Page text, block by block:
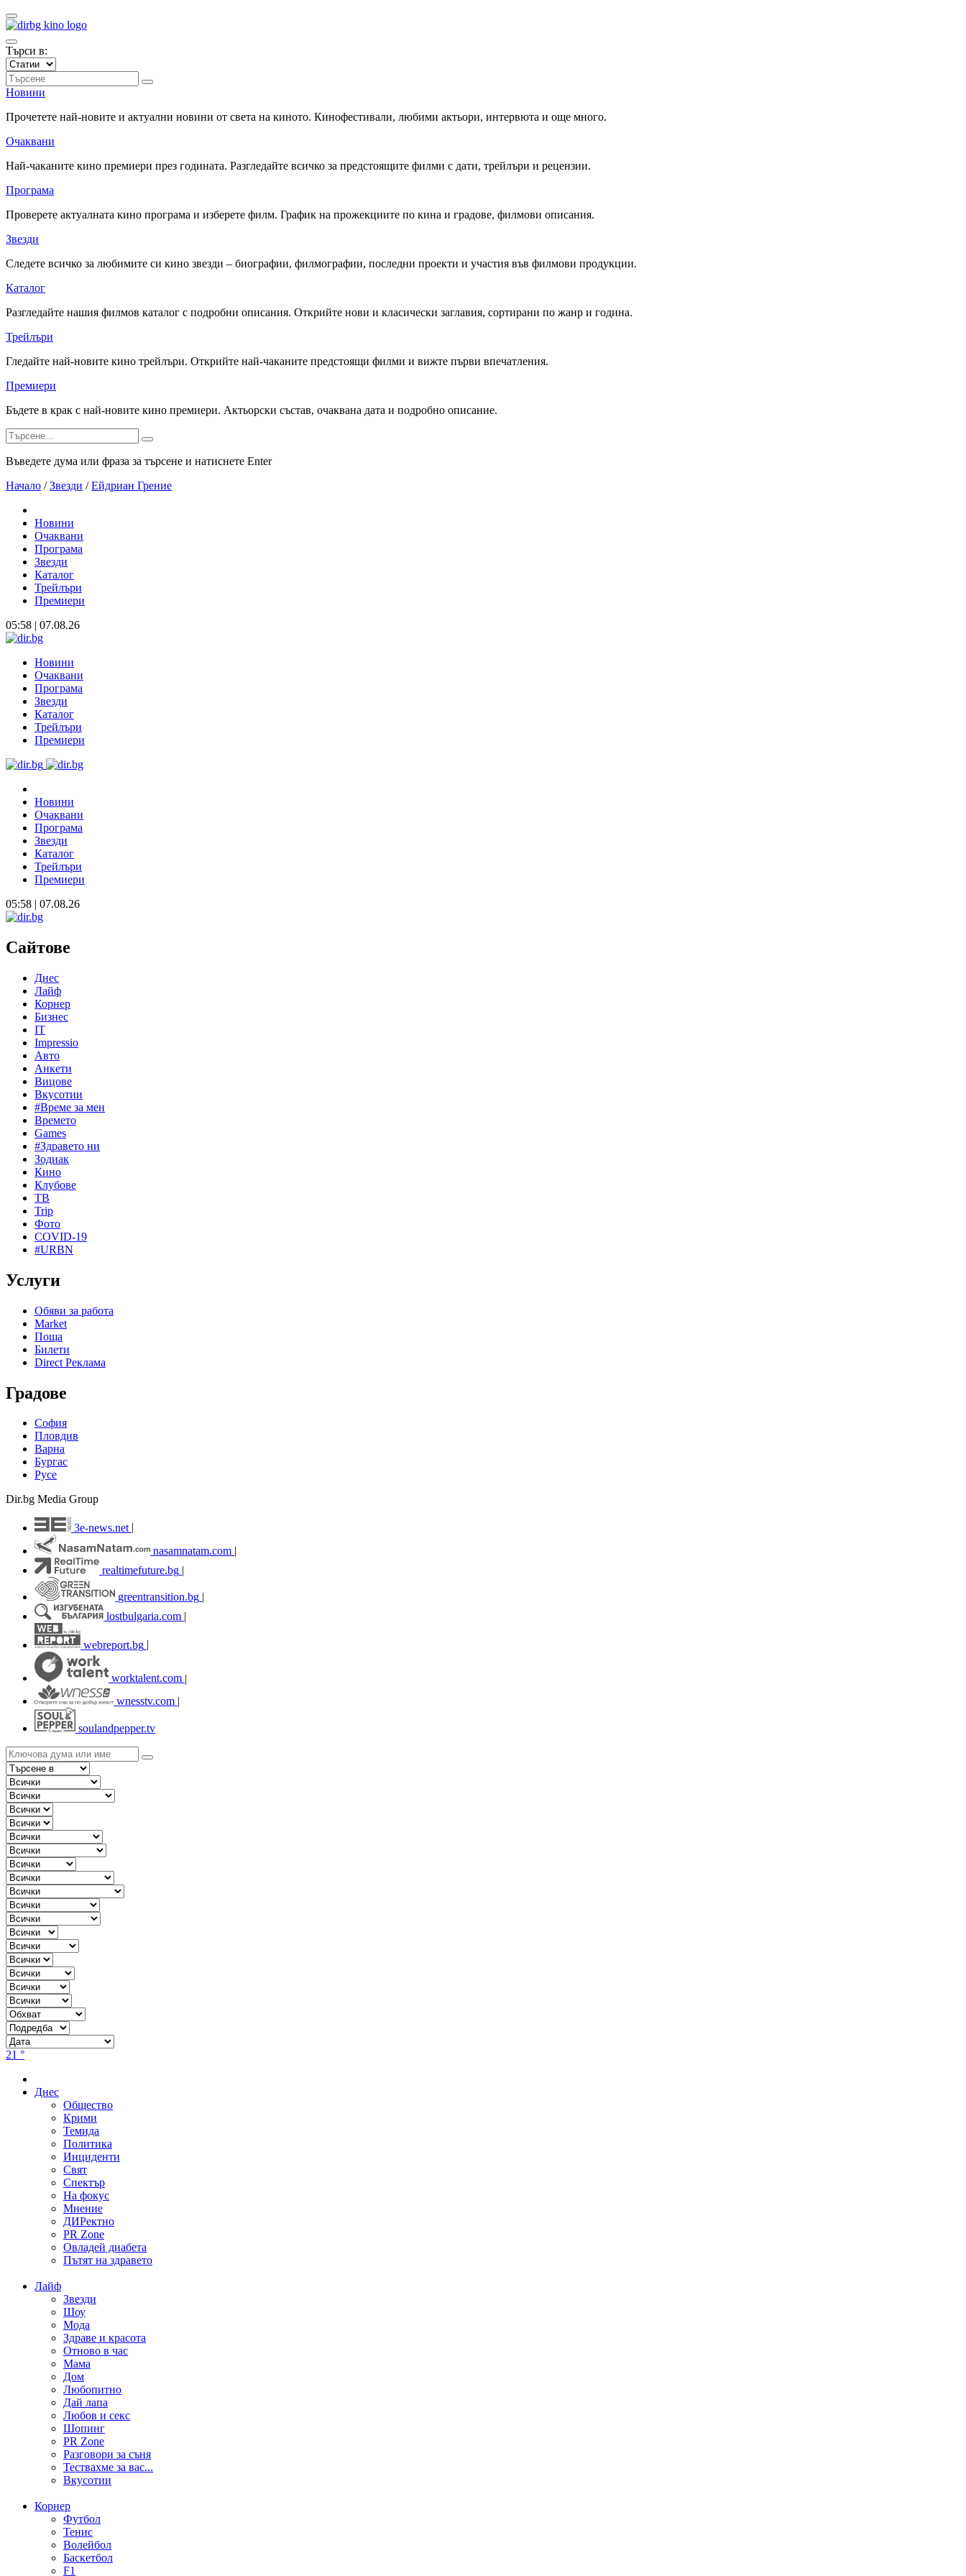
Търси в:
Новини
Прочетете най-новите и актуални новини от света на киното. Кинофестивали, любими актьори, интервюта и още много.
Очаквани
Най-чаканите кино премиери през годината. Разгледайте всичко за предстоящите филми с дати, трейлъри и рецензии.
Програма
Проверете актуалната кино програма и изберете филм. График на прожекциите по кина и градове, филмови описания.
Звезди
Следете всичко за любимите си кино звезди – биографии, филмографии, последни проекти и участия във филмови продукции.
Каталог
Разгледайте нашия филмов каталог с подробни описания. Открийте нови и класически заглавия, сортирани по жанр и година.
Трейлъри
Гледайте най-новите кино трейлъри. Открийте най-чаканите предстоящи филми и вижте първи впечатления.
Премиери
Бъдете в крак с най-новите кино премиери. Актьорски състав, очаквана дата и подробно описание.
Въведете дума или фраза за търсене и натиснете Enter
Начало / Звезди / Ейдриан Грение
Новини
Очаквани
Програма
Звезди
Каталог
Трейлъри
Премиери
05:58 | 07.08.26
Новини
Очаквани
Програма
Звезди
Каталог
Трейлъри
Премиери
Новини
Очаквани
Програма
Звезди
Каталог
Трейлъри
Премиери
05:58 | 07.08.26
Сайтове
Днес
Лайф
Корнер
Бизнес
IT
Impressio
Авто
Анкети
Вицове
Вкусотии
#Време за мен
Времето
Games
#Здравето ни
Зодиак
Кино
Клубове
ТВ
Trip
Фото
COVID-19
#URBN
Услуги
Обяви за работа
Market
Поща
Билети
Direct Реклама
Градове
София
Пловдив
Варна
Бургас
Русе
Dir.bg Media Group
3e-news.net
nasamnatam.com |
realtimefuture.bg |
greentransition.bg |
lostbulgaria.com |
webreport.bg
worktalent.com |
wnesstv.com |
soulandpepper.tv
21 °
Днес
Общество
Крими
Темида
Политика
Инциденти
Свят
Спектър
На фокус
Мнение
ДИРектно
PR Zone
Овладей диабета
Пътят на здравето
Лайф
Звезди
Шоу
Мода
Здраве и красота
Отново в час
Мама
Дом
Любопитно
Дай лапа
Любов и секс
Шопинг
PR Zone
Разговори за съня
Тествахме за вас...
Вкусотии
Корнер
Футбол
Тенис
Волейбол
Баскетбол
F1